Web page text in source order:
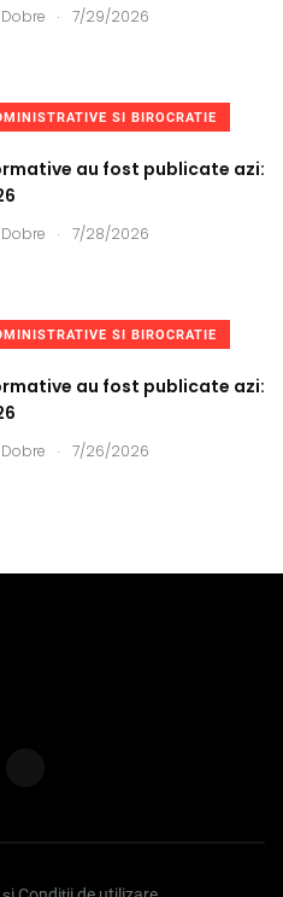
. 7/29/2026
SI BIROCRATIE
au fost publicate azi:
. 7/28/2026
SI BIROCRATIE
au fost publicate azi:
. 7/26/2026